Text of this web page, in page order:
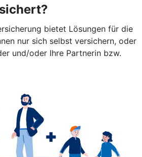
bietet Lösungen für die
nur sich selbst versichern, oder
und/oder Ihre Partnerin bzw.